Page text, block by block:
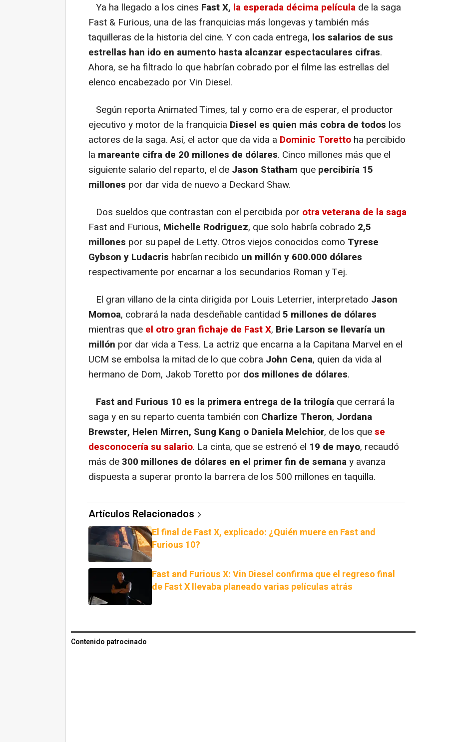
Ya ha llegado a los cines Fast X, la esperada décima película de la saga
Fast & Furious, una de las franquicias más longevas y también más
taquilleras de la historia del cine. Y con cada entrega, los salarios de sus
estrellas han ido en aumento hasta alcanzar espectaculares cifras.
Ahora, se ha filtrado lo que habrían cobrado por el filme las estrellas del
elenco encabezado por Vin Diesel.
Según reporta Animated Times, tal y como era de esperar, el productor
ejecutivo y motor de la franquicia Diesel es quien más cobra de todos los
actores de la saga. Así, el actor que da vida a Dominic Toretto ha percibido
la mareante cifra de 20 millones de dólares. Cinco millones más que el
siguiente salario del reparto, el de Jason Statham que percibiría 15
millones por dar vida de nuevo a Deckard Shaw.
Dos sueldos que contrastan con el percibida por otra veterana de la saga
Fast and Furious, Michelle Rodriguez, que solo habría cobrado 2,5
millones por su papel de Letty. Otros viejos conocidos como Tyrese
Gybson y Ludacris habrían recibido un millón y 600.000 dólares
respectivamente por encarnar a los secundarios Roman y Tej.
El gran villano de la cinta dirigida por Louis Leterrier, interpretado Jason
Momoa, cobrará la nada desdeñable cantidad 5 millones de dólares
mientras que el otro gran fichaje de Fast X, Brie Larson se llevaría un
millón por dar vida a Tess. La actriz que encarna a la Capitana Marvel en el
UCM se embolsa la mitad de lo que cobra John Cena, quien da vida al
hermano de Dom, Jakob Toretto por dos millones de dólares.
Fast and Furious 10 es la primera entrega de la trilogía que cerrará la
saga y en su reparto cuenta también con Charlize Theron, Jordana
Brewster, Helen Mirren, Sung Kang o Daniela Melchior, de los quese
desconocería su salario. La cinta, que se estrenó el 19 de mayo, recaudó
más de300 millones de dólares en el primer fin de semanay avanza
dispuesta a superar pronto la barrera de los 500 millones en taquilla.
Artículos Relacionados
El final de Fast X, explicado: ¿Quién muere en Fast and
Furious 10?
Fast and Furious X: Vin Diesel confirma que el regreso final
de Fast X llevaba planeado varias películas atrás
Contenido patrocinado